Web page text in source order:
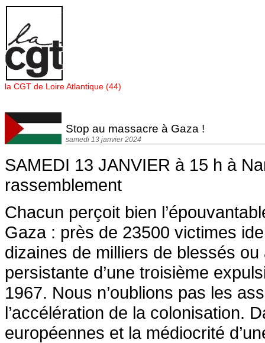
Panneau de gestion des cookies
la CGT de Loire Atlantique (44)
Stop au massacre à Gaza !
samedi 13 janvier 2024
SAMEDI 13 JANVIER à 15 h à
rassemblement
Chacun perçoit bien
Gaza : près de 23500 victimes
dizaines de milliers de blessés
persistante d’une troisième
1967. Nous n’oublions pas les
l’accélération de la colonisation.
européennes et la médiocrité